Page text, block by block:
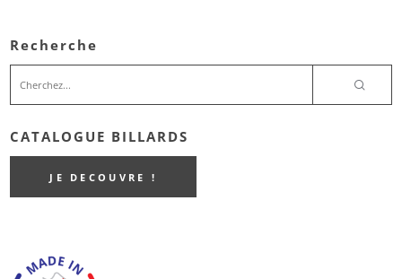
Recherche
CATALOGUE BILLARDS
JE DECOUVRE !